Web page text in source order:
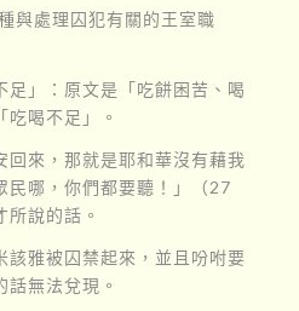
與處理囚犯有關的王室職
足」：原文是「吃餅困苦、喝
喝不足」。
回來，那就是耶和華沒有藉我
民哪，你們都要聽！」（27
說的話。
該雅被囚禁起來，並且吩咐要
無法兌現。